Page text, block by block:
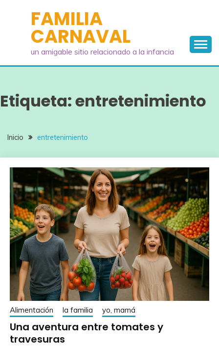
contenidoFAMILIA
CARNAVAL
un amigable sitio relacionado a la infancia
Etiqueta:entretenimiento
Inicio entretenimiento
Alimentación la familia yo, mamá
Una aventura entre tomates y
travesuras